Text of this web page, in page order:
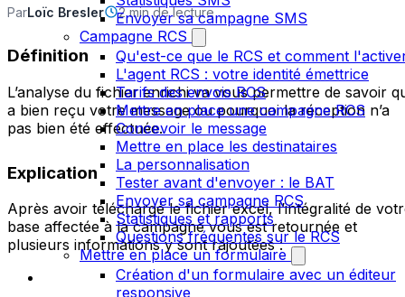
Envoyer sa campagne SMS
Campagne RCS
Qu'est-ce que le RCS et comment
L'agent RCS : votre identité émettrice
Tarifs des envois RCS
Mettre en place une campagne RCS
Concevoir le message
Mettre en place les destinataires
La personnalisation
Tester avant d'envoyer : le BAT
Envoyer sa campagne RCS
Statistiques et rapports
Questions fréquentes sur le RCS
Mettre en place un formulaire
Création d'un formulaire avec un éditeur
responsive
ParLoïc Bresler 2 min de lecture
Définition
L’analyse du fichier enrichi va vous permettre de savoir
a bien reçu votre message ou pourquoi la réception n’a
pas bien été effectuée.
Explication
Après avoir téléchargé le fichier excel, l’intégralité de
base affectée à la campagne vous est retournée et
plusieurs informations y sont rajoutées :